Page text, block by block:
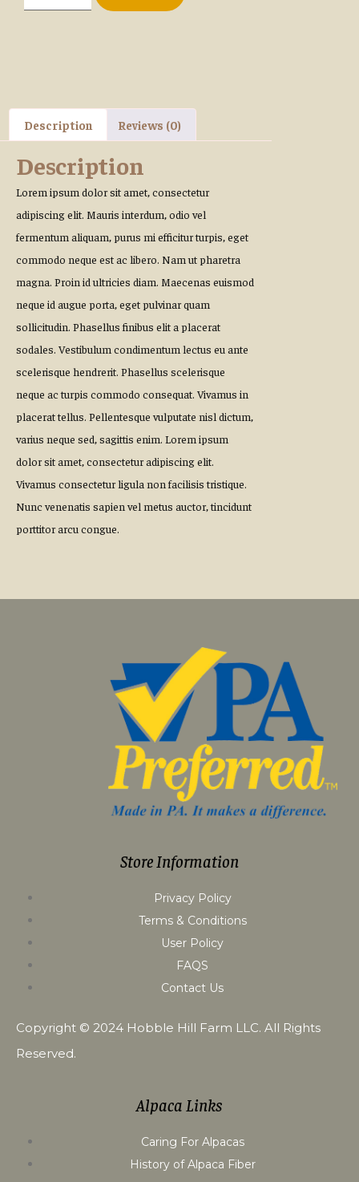
Description Reviews (0)
Description
Lorem ipsum dolor sit amet, consectetur
adipiscing elit. Mauris interdum, odio vel
fermentum aliquam, purus mi efficitur turpis, eget
commodo neque est ac libero. Nam ut pharetra
magna. Proin id ultricies diam. Maecenas euismod
neque id augue porta, eget pulvinar quam
sollicitudin. Phasellus finibus elit a placerat
sodales. Vestibulum condimentum lectus eu ante
scelerisque hendrerit. Phasellus scelerisque
neque ac turpis commodo consequat. Vivamus in
placerat tellus. Pellentesque vulputate nisl dictum,
varius neque sed, sagittis enim. Lorem ipsum
dolor sit amet, consectetur adipiscing elit.
Vivamus consectetur ligula non facilisis tristique.
Nunc venenatis sapien vel metus auctor, tincidunt
porttitor arcu congue.
Store Information
Privacy Policy
Terms & Conditions
User Policy
FAQS
Contact Us
Copyright © 2024 Hobble Hill Farm LLC. All Rights
Reserved.
Alpaca Links
Caring For Alpacas
History of Alpaca Fiber